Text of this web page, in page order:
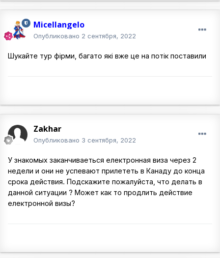
Micellangelo
Опубликовано 2 сентября, 2022
Шукайте тур фірми, багато які вже це на потік поставили
Zakhar
Опубликовано 3 сентября, 2022
У знакомых заканчиваеться електронная виза через 2
недели и они не успевают прилететь в Канаду до конца
срока действия. Подскажите пожалуйста, что делать в
данной ситуации ? Может как то продлить действие
електронной визы?